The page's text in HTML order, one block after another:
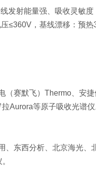
发射能量强、吸收灵敏度
≤360V，基线漂移：预热
（赛默飞）Thermo、安捷
Aurora等原子吸收光谱仪
、东西分析、北京海光、